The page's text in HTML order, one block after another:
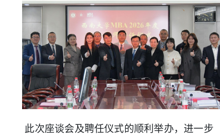
此次座谈会及聘任仪式的顺利举办，进一步